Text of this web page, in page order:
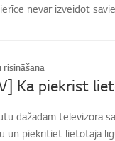
nevar izveidot
risināšana
Kā piekrist
dažādam televizora
un piekrītiet lietotāja